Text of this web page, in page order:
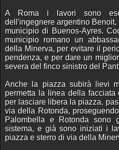
A Roma i lavori sono
dell'ingegnere argentino Benoit,
municipio di Buenos-Ayres.
municipio romano un
della Minerva, per evitare il
pendenza, e per dare un
severa del finco sinistro del
Anche la piazza subirà lievi
permetta la linea della
per lasciare libera la piazza,
via della Rotonda,
Palombella e Rotonda sono
sistema, e già sono iniziati i
piazza e sterro di via della